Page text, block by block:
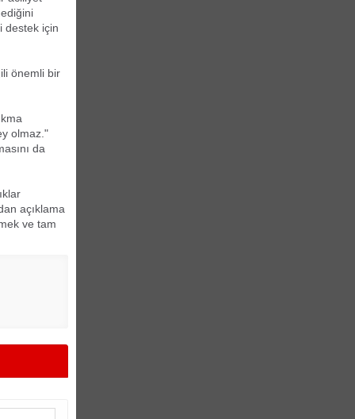
destek için
önemli bir
olmaz."
da
açıklama
ve tam